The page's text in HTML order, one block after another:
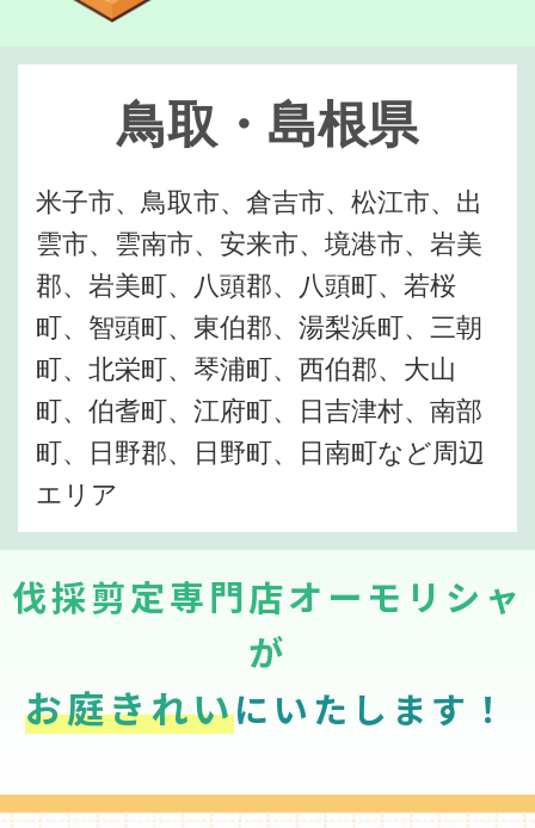
鳥取・島根県
米子市、鳥取市、倉吉市、松江市、出
雲市、雲南市、安来市、境港市、岩美
郡、岩美町、八頭郡、八頭町、若桜
町、智頭町、東伯郡、湯梨浜町、三朝
町、北栄町、琴浦町、西伯郡、大山
町、伯耆町、江府町、日吉津村、南部
町、日野郡、日野町、日南町など周辺
エリア
伐採剪定専門店オーモリシャ
が
お庭きれいにいたします！